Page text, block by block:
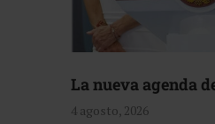
La nueva agenda
4 agosto, 2026